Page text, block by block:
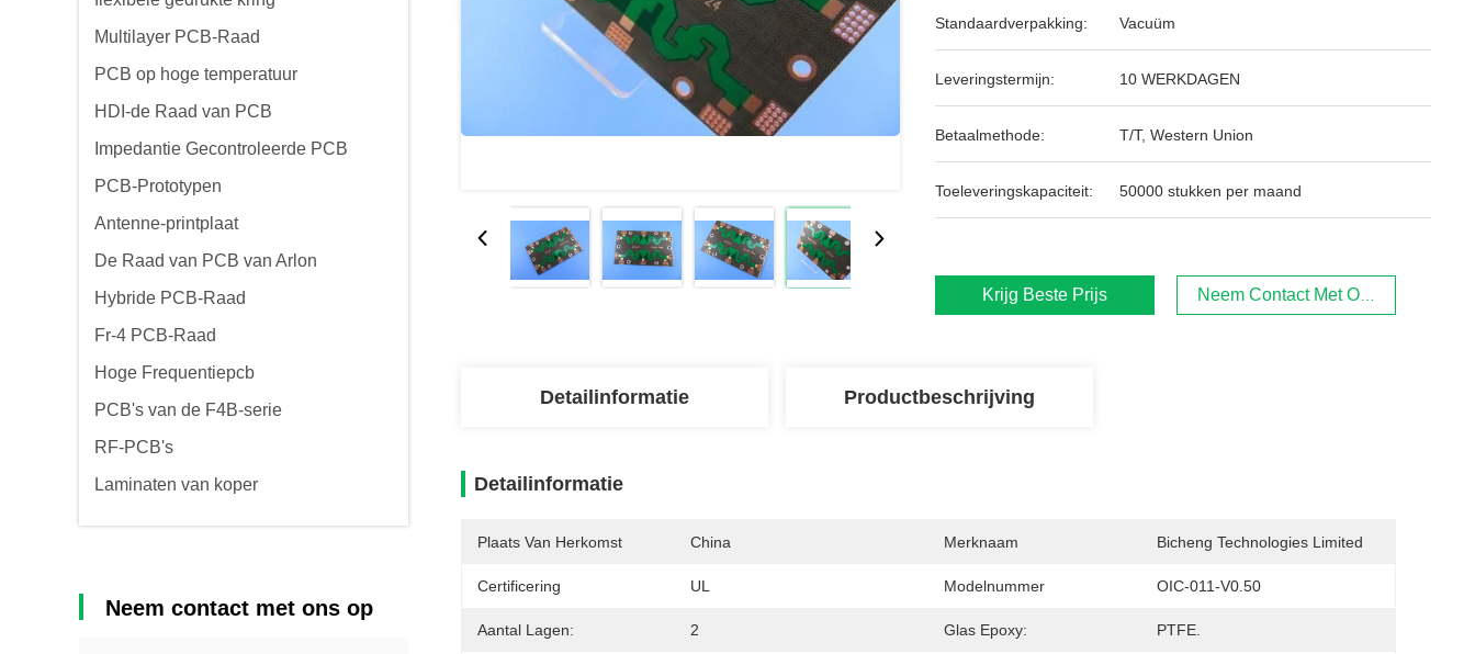
Multilayer PCB-Raad
PCB op hoge temperatuur
HDI-de Raad van PCB
Impedantie Gecontroleerde PCB
PCB-Prototypen
Antenne-printplaat
De Raad van PCB van Arlon
Hybride PCB-Raad
Fr-4 PCB-Raad
Hoge Frequentiepcb
PCB's van de F4B-serie
RF-PCB's
Laminaten van koper
Neem contact met ons op
Standaardverpakking: Vacuüm
Leveringstermijn: 10 WERKDAGEN
Betaalmethode: T/T, Western Union
Toeleveringskapaciteit: 50000 stukken per maand
Krijg Beste Prijs Neem Contact Met Ons Op
Detailinformatie Productbeschrijving
Detailinformatie
Plaats Van Herkomst China Merknaam Bicheng Technologies Limited
Certificering UL Modelnummer OIC-011-V0.50
Aantal Lagen: 2 Glas Epoxy: PTFE.